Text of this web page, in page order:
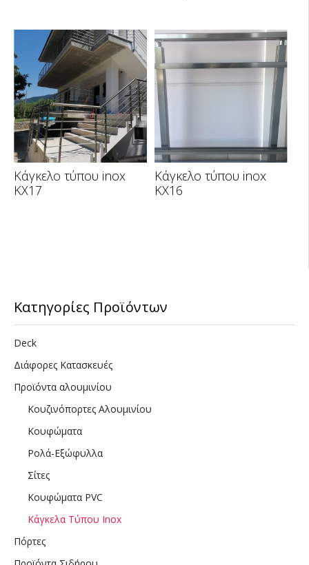
Κάγκελο τύπου inox
KX17
Κάγκελο τύπου inox
KX16
Κατηγορίες Προϊόντων
Deck
Διάφορες Κατασκευές
Προϊόντα αλουμινίου
Κουζινόπορτες Αλουμινίου
Κουφώματα
Ρολά-Εξώφυλλα
Σίτες
Κουφώματα PVC
Κάγκελα Τύπου Inox
Πόρτες